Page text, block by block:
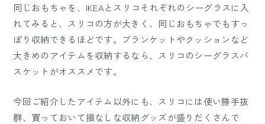
同じおもちゃを、IKEAとスリコそれぞれのシーグラスに入
れてみると、スリコの方が大きく、同じおもちゃでもすっ
ぽり収納できるほどです。ブランケットやクッションなど
大きめのアイテムを収納するなら、スリコのシーグラスバ
スケットがオススメです。
今回ご紹介したアイテム以外にも、スリコには使い勝手抜
群、買っておいて損なしな収納グッズが盛りだくさんで